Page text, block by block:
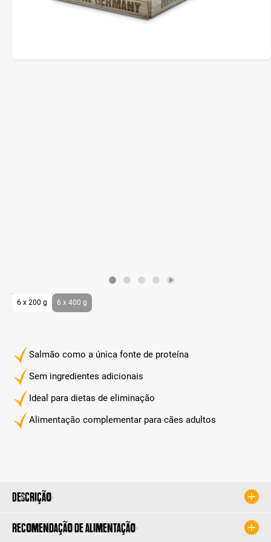
Salmão como a única fonte de proteína
Sem ingredientes adicionais
Ideal para dietas de eliminação
Alimentação complementar para cães adultos
6 x 200 g 6 x 400 g
Descrição
Recomendação de alimentação